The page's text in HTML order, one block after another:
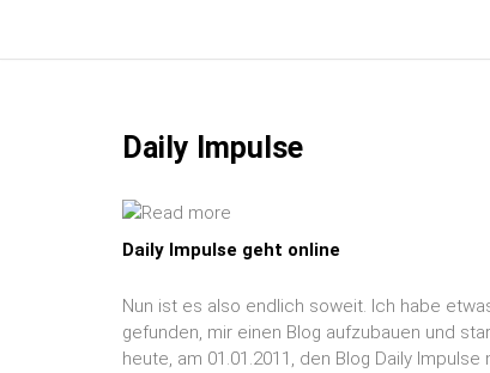
ZUM
Daily Impulse
Daily Impulse geht online
Nun ist es also endlich soweit. Ich habe
gefunden, mir einen Blog aufzubauen und
heute, am 01.01.2011, den Blog Daily Impulse